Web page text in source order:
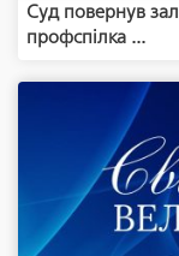
Суд повернув
профспілка ...